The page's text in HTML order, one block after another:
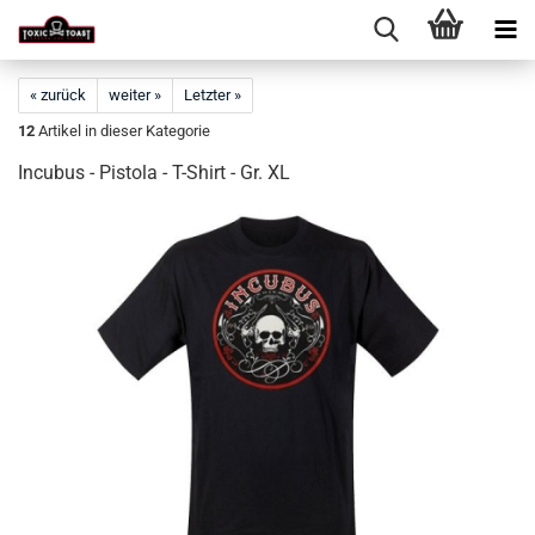
« zurück weiter »
Letzter »
12 Artikel in dieser Kategorie
Incubus - Pistola - T-Shirt - Gr. XL